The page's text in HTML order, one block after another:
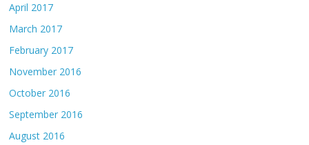
April 2017
March 2017
February 2017
November 2016
October 2016
September 2016
August 2016